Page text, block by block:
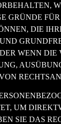
GRÜNDE
DIE
WENN DIE
UM
SIE DAS